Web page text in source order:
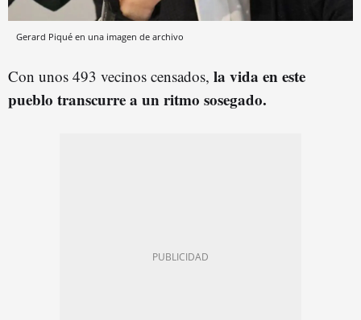
Gerard Piqué en una imagen de archivo
Con unos 493 vecinos censados, la vida en este
pueblo transcurre a un ritmo sosegado.